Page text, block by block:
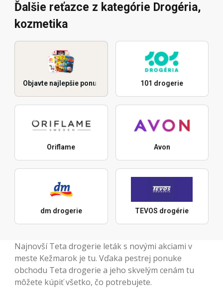
Ďalšie reťazce z kategórie Drogéria,
kozmetika
Objavte najlepšie ponuky 101 drogerie
Oriflame Avon
dm drogerie TEVOS drogérie
Najnovší Teta drogerie leták s novými akciami v
meste Kežmarok je tu. Vďaka pestrej ponuke
obchodu Teta drogerie a jeho skvelým cenám tu
môžete kúpiť všetko, čo potrebujete.